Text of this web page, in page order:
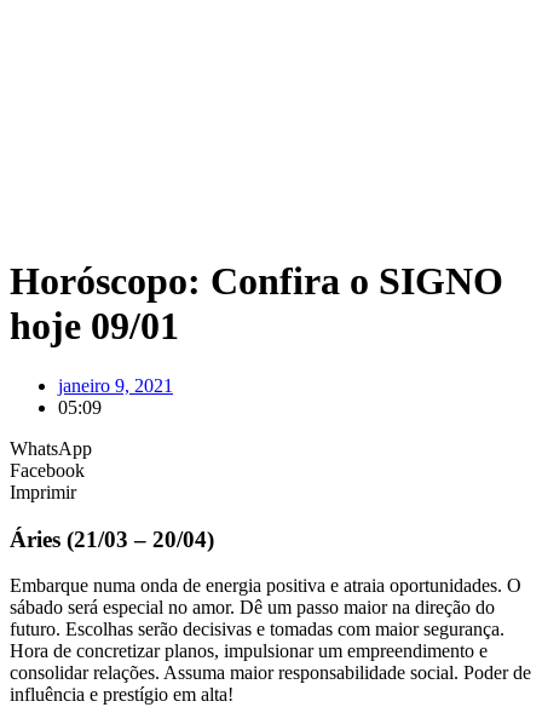
Horóscopo: Confira o SIGNO
hoje 09/01
janeiro 9, 2021
05:09
WhatsApp
Facebook
Imprimir
Áries (21/03 – 20/04)
Embarque numa onda de energia positiva e atraia oportunidades. O
sábado será especial no amor. Dê um passo maior na direção do
futuro. Escolhas serão decisivas e tomadas com maior segurança.
Hora de concretizar planos, impulsionar um empreendimento e
consolidar relações. Assuma maior responsabilidade social. Poder de
influência e prestígio em alta!